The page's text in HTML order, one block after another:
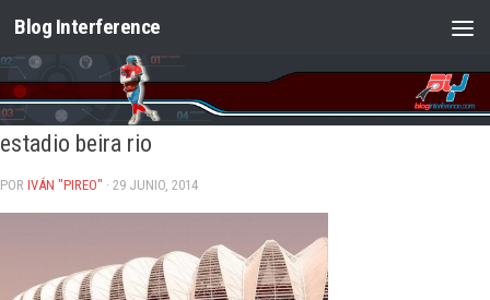
Saltar al contenido
Blog Interference
estadio beira rio
POR IVÁN "PIREO" · 29 JUNIO, 2014